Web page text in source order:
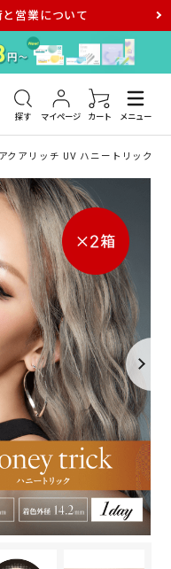
営業について
探す マイページ カート メニュー
スト メガネ
クアリッチ UV ハニートリック